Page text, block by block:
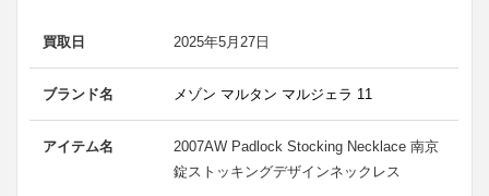
買取日 2025年5月27日
ブランド名 メゾン マルタン マルジェラ 11
アイテム名
2007AW Padlock Stocking Necklace 南京
錠ストッキングデザインネックレス